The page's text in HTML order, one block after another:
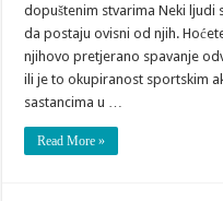
dopuštenim stvarima Neki ljudi
da postaju ovisni od njih.
njihovo pretjerano spavanje
ili je to okupiranost sportskim
sastancima u …
Read More »